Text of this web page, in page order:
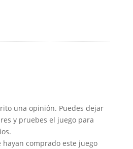
una opinión. Puedes dejar
y pruebes el juego para
hayan comprado este juego